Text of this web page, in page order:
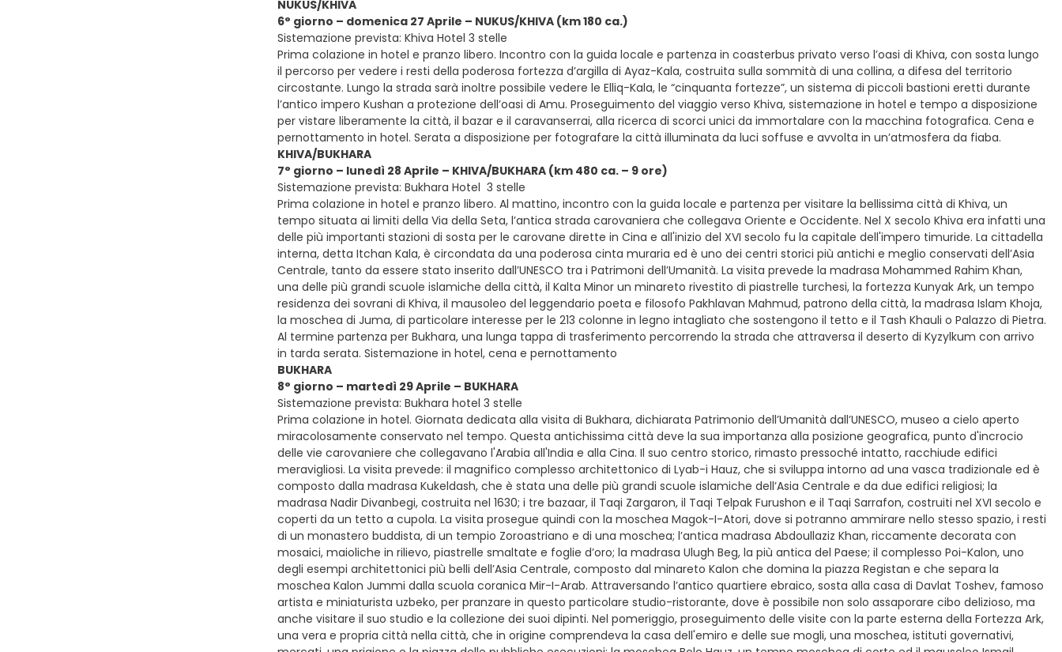
NUKUS/KHIVA
6° giorno – domenica 27 Aprile – NUKUS/KHIVA (km 180 ca.)
Sistemazione prevista: Khiva Hotel 3 stelle
Prima colazione in hotel e pranzo libero. Incontro con la guida locale e partenza in coasterbus privato verso l’oasi di Khiva, con sosta lungo
il percorso per vedere i resti della poderosa fortezza d’argilla di Ayaz-Kala, costruita sulla sommità di una collina, a difesa del territorio
circostante. Lungo la strada sarà inoltre possibile vedere le Elliq-Kala, le “cinquanta fortezze”, un sistema di piccoli bastioni eretti durante
l’antico impero Kushan a protezione dell’oasi di Amu. Proseguimento del viaggio verso Khiva, sistemazione in hotel e tempo a disposizione
per vistare liberamente la città, il bazar e il caravanserrai, alla ricerca di scorci unici da immortalare con la macchina fotografica. Cena e
pernottamento in hotel. Serata a disposizione per fotografare la città illuminata da luci soffuse e avvolta in un’atmosfera da fiaba.
KHIVA/BUKHARA
7° giorno – lunedì 28 Aprile – KHIVA/BUKHARA (km 480 ca. – 9 ore)
Sistemazione prevista: Bukhara Hotel 3 stelle
Prima colazione in hotel e pranzo libero. Al mattino, incontro con la guida locale e partenza per visitare la bellissima città di Khiva, un
tempo situata ai limiti della Via della Seta, l’antica strada carovaniera che collegava Oriente e Occidente. Nel X secolo Khiva era infatti una
delle più importanti stazioni di sosta per le carovane dirette in Cina e all'inizio del XVI secolo fu la capitale dell'impero timuride. La cittadella
interna, detta Itchan Kala, è circondata da una poderosa cinta muraria ed è uno dei centri storici più antichi e meglio conservati dell’Asia
Centrale, tanto da essere stato inserito dall’UNESCO tra i Patrimoni dell’Umanità. La visita prevede la madrasa Mohammed Rahim Khan,
una delle più grandi scuole islamiche della città, il Kalta Minor un minareto rivestito di piastrelle turchesi, la fortezza Kunyak Ark, un tempo
residenza dei sovrani di Khiva, il mausoleo del leggendario poeta e filosofo Pakhlavan Mahmud, patrono della città, la madrasa Islam Khoja,
la moschea di Juma, di particolare interesse per le 213 colonne in legno intagliato che sostengono il tetto e il Tash Khauli o Palazzo di Pietra.
Al termine partenza per Bukhara, una lunga tappa di trasferimento percorrendo la strada che attraversa il deserto di Kyzylkum con arrivo
in tarda serata. Sistemazione in hotel, cena e pernottamento
BUKHARA
8° giorno – martedì 29 Aprile – BUKHARA
Sistemazione prevista: Bukhara hotel 3 stelle
Prima colazione in hotel. Giornata dedicata alla visita di Bukhara, dichiarata Patrimonio dell’Umanità dall’UNESCO, museo a cielo aperto
miracolosamente conservato nel tempo. Questa antichissima città deve la sua importanza alla posizione geografica, punto d'incrocio
delle vie carovaniere che collegavano l'Arabia all'India e alla Cina. Il suo centro storico, rimasto pressoché intatto, racchiude edifici
meravigliosi. La visita prevede: il magnifico complesso architettonico di Lyab-i Hauz, che si sviluppa intorno ad una vasca tradizionale ed è
composto dalla madrasa Kukeldash, che è stata una delle più grandi scuole islamiche dell’Asia Centrale e da due edifici religiosi; la
madrasa Nadir Divanbegi, costruita nel 1630; i tre bazaar, il Taqi Zargaron, il Taqi Telpak Furushon e il Taqi Sarrafon, costruiti nel XVI secolo e
coperti da un tetto a cupola. La visita prosegue quindi con la moschea Magok-I-Atori, dove si potranno ammirare nello stesso spazio, i resti
di un monastero buddista, di un tempio Zoroastriano e di una moschea; l’antica madrasa Abdoullaziz Khan, riccamente decorata con
mosaici, maioliche in rilievo, piastrelle smaltate e foglie d’oro; la madrasa Ulugh Beg, la più antica del Paese; il complesso Poi-Kalon, uno
degli esempi architettonici più belli dell’Asia Centrale, composto dal minareto Kalon che domina la piazza Registan e che separa la
moschea Kalon Jummi dalla scuola coranica Mir-I-Arab. Attraversando l’antico quartiere ebraico, sosta alla casa di Davlat Toshev, famoso
artista e miniaturista uzbeko, per pranzare in questo particolare studio-ristorante, dove è possibile non solo assaporare cibo delizioso, ma
anche visitare il suo studio e la collezione dei suoi dipinti. Nel pomeriggio, proseguimento delle visite con la parte esterna della Fortezza Ark,
una vera e propria città nella città, che in origine comprendeva la casa dell'emiro e delle sue mogli, una moschea, istituti governativi,